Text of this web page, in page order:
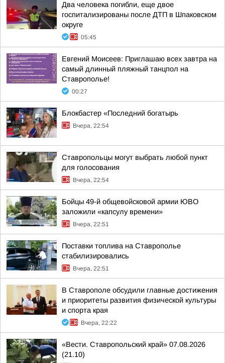
Два человека погибли, еще двое
госпитализированы после ДТП в Шпаковском
округе
05:45
Евгений Моисеев: Приглашаю всех завтра на
самый длинный пляжный танцпол на
Ставрополье!
00:27
Блокбастер «Последний богатырь
Вчера, 22:54
Ставропольцы могут выбрать любой пункт
для голосования
Вчера, 22:54
Бойцы 49-й общевойсковой армии ЮВО
заложили «капсулу времени»
Вчера, 22:51
Поставки топлива на Ставрополье
стабилизировались
Вчера, 22:51
В Ставрополе обсудили главные достижения
и приоритеты развития физической культуры
и спорта края
Вчера, 22:22
«Вести. Ставропольский край» 07.08.2026
(21.10)